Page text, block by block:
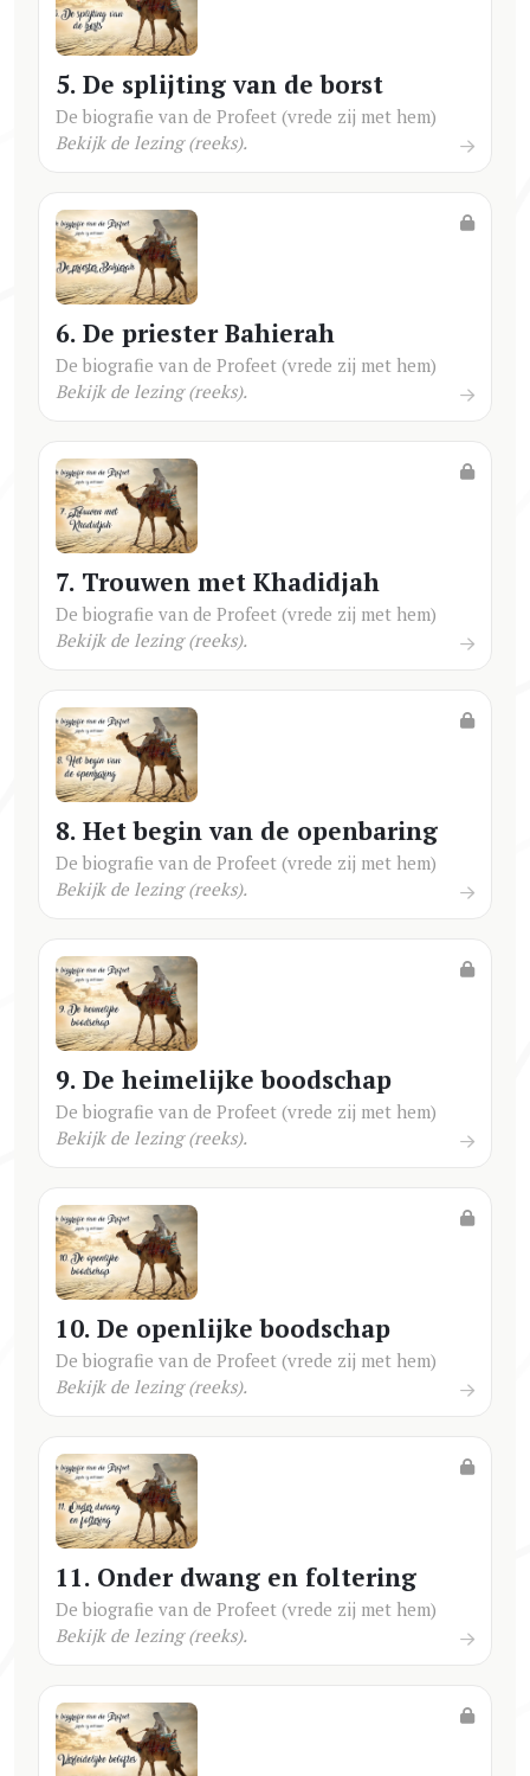
5. De splijting van de borst
De biografie van de Profeet (vrede zij met hem)
Bekijk de lezing (reeks).
6. De priester Bahierah
De biografie van de Profeet (vrede zij met hem)
Bekijk de lezing (reeks).
7. Trouwen met Khadidjah
De biografie van de Profeet (vrede zij met hem)
Bekijk de lezing (reeks).
8. Het begin van de openbaring
De biografie van de Profeet (vrede zij met hem)
Bekijk de lezing (reeks).
9. De heimelijke boodschap
De biografie van de Profeet (vrede zij met hem)
Bekijk de lezing (reeks).
10. De openlijke boodschap
De biografie van de Profeet (vrede zij met hem)
Bekijk de lezing (reeks).
11. Onder dwang en foltering
De biografie van de Profeet (vrede zij met hem)
Bekijk de lezing (reeks).